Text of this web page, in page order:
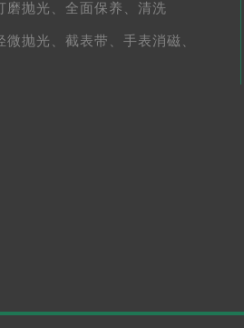
磨抛光、 全面保养、 清洗
微抛光、 截表带、 手表消磁、